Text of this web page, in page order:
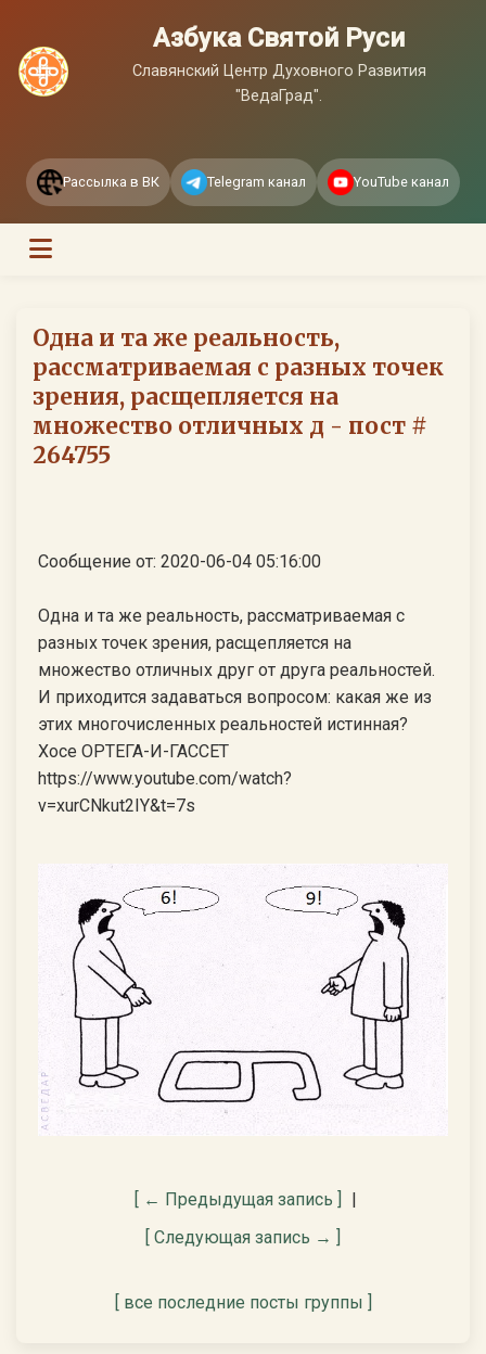
Азбука Святой Руси
Славянский Центр Духовного Развития
"ВедаГрад".
Рассылка в ВК Telegram канал YouTube канал
Одна и та же реальность,
рассматриваемая с разных точек
зрения, расщепляется на
множество отличных д - пост #
264755
Сообщение от: 2020-06-04 05:16:00
Одна и та же реальность, рассматриваемая с
разных точек зрения, расщепляется на
множество отличных друг от друга реальностей.
И приходится задаваться вопросом: какая же из
этих многочисленных реальностей истинная?
Хосе ОРТЕГА-И-ГАССЕТ
https://www.youtube.com/watch?
v=xurCNkut2IY&t=7s
[ ← Предыдущая запись ]
[ Следующая запись → ]
[ все последние посты группы ]